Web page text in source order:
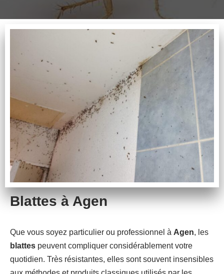
Blattes à Agen
Que vous soyez particulier ou professionnel à Agen, les
blattes peuvent compliquer considérablement votre
quotidien. Très résistantes, elles sont souvent insensibles